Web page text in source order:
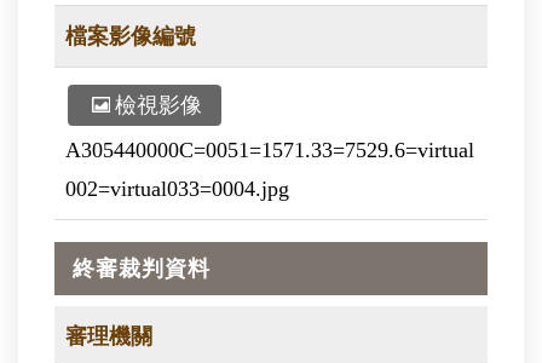
檔案影像編號
檢視影像
A305440000C=0051=1571.33=7529.6=virtual
002=virtual033=0004.jpg
終審裁判資料
審理機關